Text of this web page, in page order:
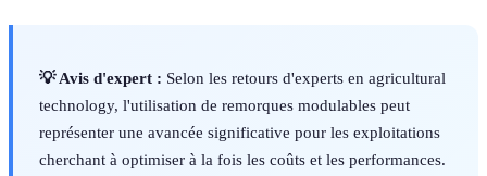
💡 Avis d'expert : Selon les retours d'experts en agricultural
technology, l'utilisation de remorques modulables peut
représenter une avancée significative pour les exploitations
cherchant à optimiser à la fois les coûts et les performances.